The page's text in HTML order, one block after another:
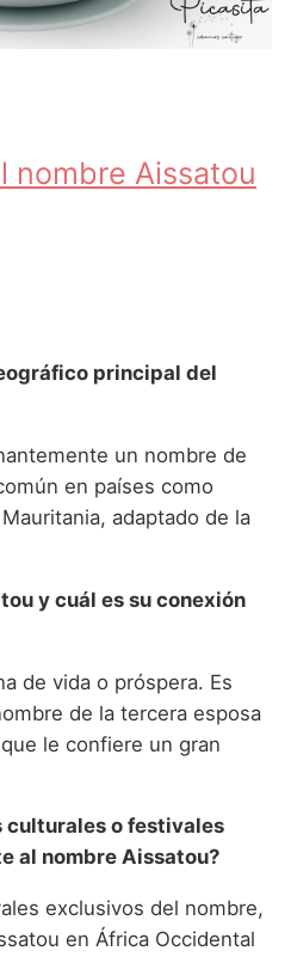
nombre Aissatou
principal del
un nombre de
en países como
adaptado de la
y cuál es su conexión
de vida o próspera. Es
de la tercera esposa
le confiere un gran
culturales o festivales
al nombre Aissatou?
exclusivos del nombre,
en África Occidental